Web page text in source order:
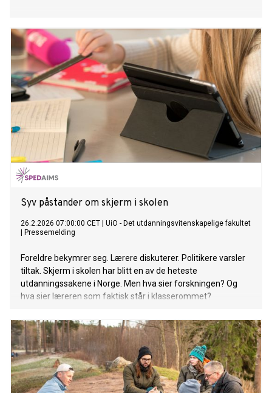
Syv påstander om skjerm i skolen
26.2.2026 07:00:00 CET
UiO - Det utdanningsvitenskapelige fakultet
Pressemelding
Foreldre bekymrer seg. Lærere diskuterer. Politikere varsler
tiltak. Skjerm i skolen har blitt en av de heteste
utdanningssakene i Norge. Men hva sier forskningen? Og
hva sier læreren som faktisk står i klasserommet?